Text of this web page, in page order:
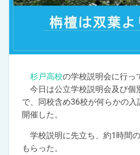
杉戸高校の学校説明会に行っ
今日は公立学校説明会及び個
で、同校含め36校が何らかの入
開催した。
学校説明に先立ち、約1時間
もらった。